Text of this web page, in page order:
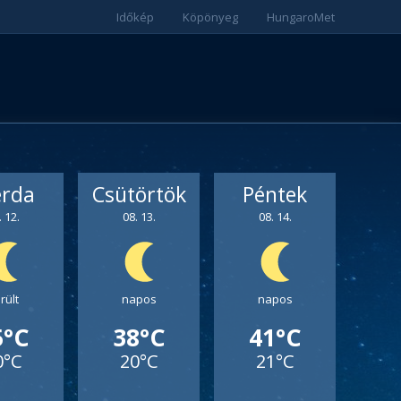
HungaroMet
Köpönyeg
Időkép
12.
Csütörtök
08. 13.
napos
38°C
20°C
Péntek
08. 14.
napos
41°C
21°C